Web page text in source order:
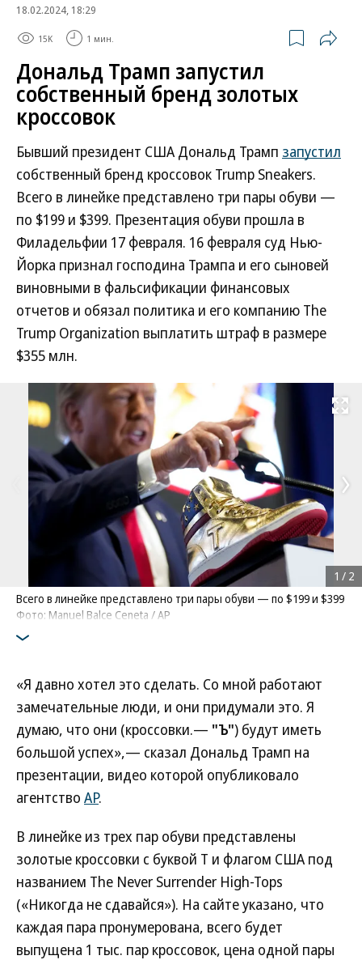
18.02.2024, 18:29
15K 1 мин.
Дональд Трамп запустил
собственный бренд золотых
кроссовок
Бывший президент США Дональд Трамп запустил
собственный бренд кроссовок Trump Sneakers.
Всего в линейке представлено три пары обуви —
по $199 и $399. Презентация обуви прошла в
Филадельфии 17 февраля. 16 февраля суд Нью-
Йорка признал господина Трампа и его сыновей
виновными в фальсификации финансовых
отчетов и обязал политика и его компанию The
Trump Organization выплатить штраф в размере
$355 млн.
Развернуть
Всего в линейке представлено три пары обуви — по $199 и $399
Фото: Manuel Balce Ceneta / AP
1 / 2
«Я давно хотел это сделать. Со мной работают
замечательные люди, и они придумали это. Я
думаю, что они (кроссовки.— "Ъ") будут иметь
большой успех»,— сказал Дональд Трамп на
презентации, видео которой опубликовало
агентство AP.
В линейке из трех пар обуви представлены
золотые кроссовки с буквой T и флагом США под
названием The Never Surrender High-Tops
(«Никогда не сдавайся»). На сайте указано, что
каждая пара пронумерована, всего будет
выпущена 1 тыс. пар кроссовок, цена одной пары